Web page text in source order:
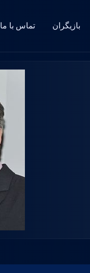
بازیگران تماس با ما